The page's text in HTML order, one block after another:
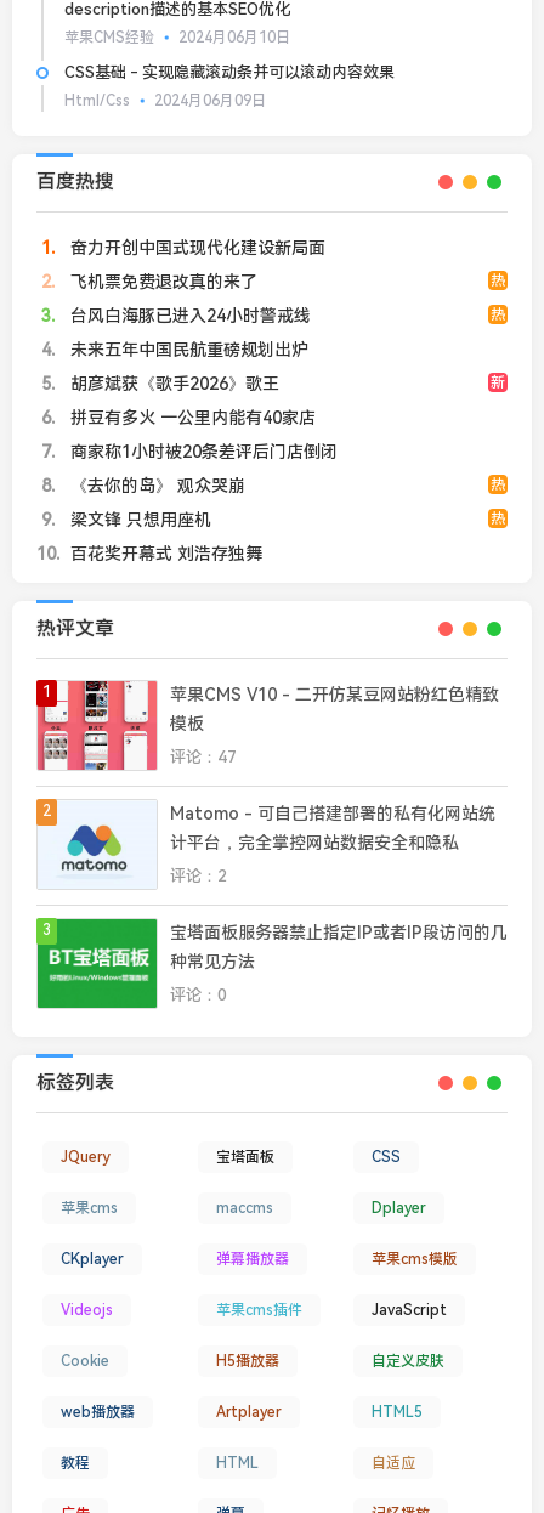
description描述的基本SEO优化
苹果CMS经验 2024月06月10日
CSS基础 - 实现隐藏滚动条并可以滚动内容效果
Html/Css 2024月06月09日
百度热搜
1
奋力开创中国式现代化建设新局面
2
热
飞机票免费退改真的来了
3
热
台风白海豚已进入24小时警戒线
4
未来五年中国民航重磅规划出炉
5
新
胡彦斌获《歌手2026》歌王
6
拼豆有多火 一公里内能有40家店
7
商家称1小时被20条差评后门店倒闭
8
热
《去你的岛》 观众哭崩
9
热
梁文锋 只想用座机
10
百花奖开幕式 刘浩存独舞
热评文章
1
苹果CMS V10 - 二开仿某豆网站粉红色精致
模板
评论：47
2
Matomo - 可自己搭建部署的私有化网站统
计平台，完全掌控网站数据安全和隐私
评论：2
3
宝塔面板服务器禁止指定IP或者IP段访问的几
种常见方法
评论：0
标签列表
JQuery 宝塔面板 CSS
苹果cms maccms Dplayer
CKplayer 弹幕播放器 苹果cms模版
Videojs 苹果cms插件 JavaScript
Cookie H5播放器 自定义皮肤
web播放器 Artplayer HTML5
教程 HTML 自适应